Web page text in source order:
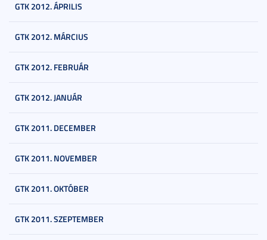
GTK 2012. ÁPRILIS
GTK 2012. MÁRCIUS
GTK 2012. FEBRUÁR
GTK 2012. JANUÁR
GTK 2011. DECEMBER
GTK 2011. NOVEMBER
GTK 2011. OKTÓBER
GTK 2011. SZEPTEMBER